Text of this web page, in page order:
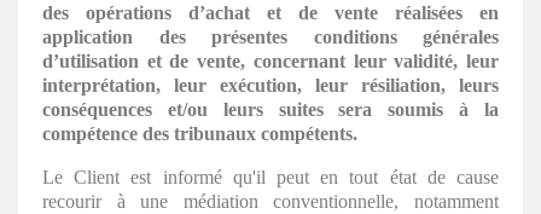
des opérations d’achat et de vente réalisées en
application des présentes conditions générales
d’utilisation et de vente, concernant leur validité, leur
interprétation, leur exécution, leur résiliation, leurs
conséquences et/ou leurs suites sera soumis à la
compétence des tribunaux compétents.
Le Client est informé qu'il peut en tout état de cause
recourir à une médiation conventionnelle, notamment